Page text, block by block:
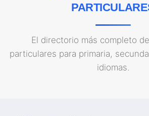
El directorio más completo
particulares para primaria,
idiomas.